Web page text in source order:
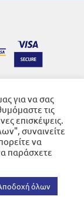
Management
0
για να σας
τις
επισκέψεις.
συναινείτε
να
παράσχετε
όλων